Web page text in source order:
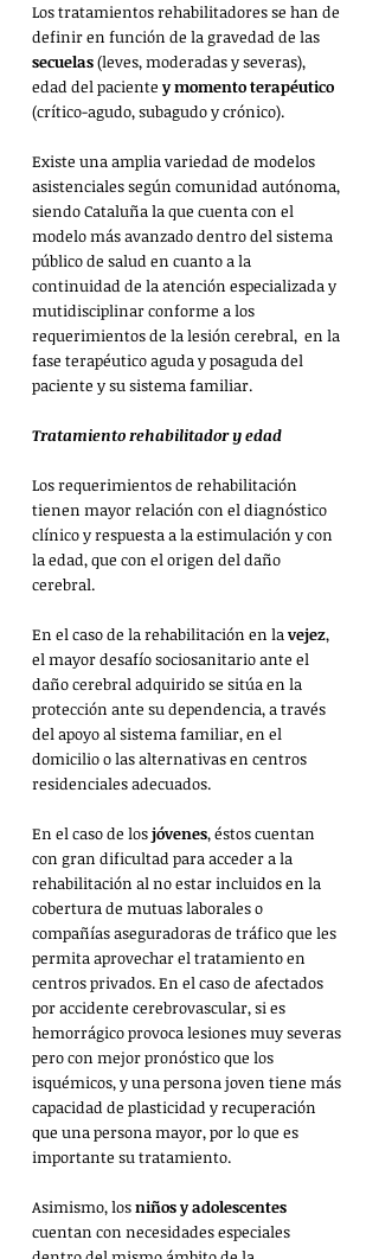
Los tratamientos rehabilitadores se han de
definir en función de la gravedad de las
secuelas (leves, moderadas y severas),
edad del paciente y momento terapéutico
(crítico-agudo, subagudo y crónico).
Existe una amplia variedad de modelos
asistenciales según comunidad autónoma,
siendo Cataluña la que cuenta con el
modelo más avanzado dentro del sistema
público de salud en cuanto a la
continuidad de la atención especializada y
mutidisciplinar conforme a los
requerimientos de la lesión cerebral,  en la
fase terapéutico aguda y posaguda del
paciente y su sistema familiar.
Tratamiento rehabilitador y edad
Los requerimientos de rehabilitación
tienen mayor relación con el diagnóstico
clínico y respuesta a la estimulación y con
la edad, que con el origen del daño
cerebral.
En el caso de la rehabilitación en la vejez,
el mayor desafío sociosanitario ante el
daño cerebral adquirido se sitúa en la
protección ante su dependencia, a través
del apoyo al sistema familiar, en el
domicilio o las alternativas en centros
residenciales adecuados.
En el caso de los jóvenes, éstos cuentan
con gran dificultad para acceder a la
rehabilitación al no estar incluidos en la
cobertura de mutuas laborales o
compañías aseguradoras de tráfico que les
permita aprovechar el tratamiento en
centros privados. En el caso de afectados
por accidente cerebrovascular, si es
hemorrágico provoca lesiones muy severas
pero con mejor pronóstico que los
isquémicos, y una persona joven tiene más
capacidad de plasticidad y recuperación
que una persona mayor, por lo que es
importante su tratamiento.
Asimismo, los niños y adolescentes
cuentan con necesidades especiales